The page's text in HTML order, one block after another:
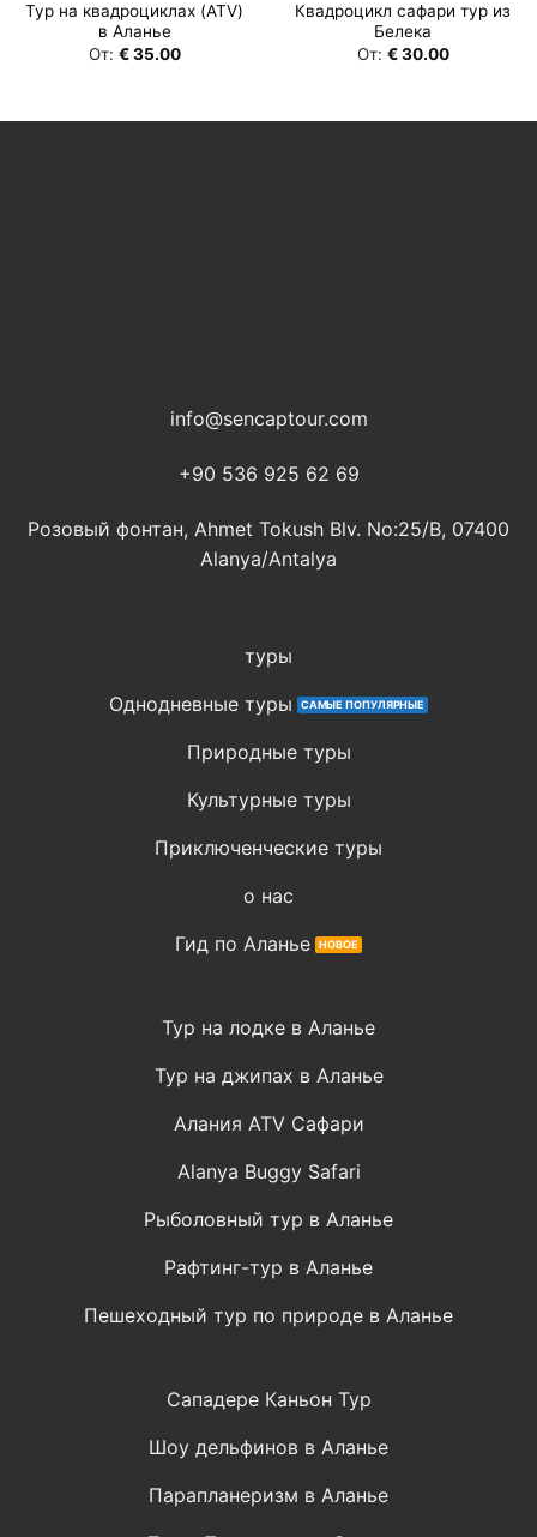
Тур на квадроциклах (ATV)
в Аланье
От: €35.00
Квадроцикл сафари тур из
Белека
От: €30.00
info@sencaptour.com
+90 536 925 62 69
Розовый фонтан, Ahmet Tokush Blv. No:25/B, 07400
Alanya/Antalya
туры
Однодневные туры
Природные туры
Культурные туры
Приключенческие туры
о нас
Гид по Аланье
Тур на лодке в Аланье
Тур на джипах в Аланье
Алания ATV Сафари
Alanya Buggy Safari
Рыболовный тур в Аланье
Рафтинг-тур в Аланье
Пешеходный тур по природе в Аланье
Сападере Каньон Тур
Шоу дельфинов в Аланье
Парапланеризм в Аланье